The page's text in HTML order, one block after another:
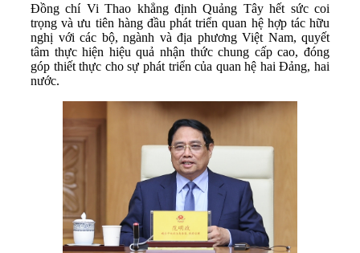
Đồng chí Vi Thao khẳng định Quảng Tây hết sức coi
trọng và ưu tiên hàng đầu phát triển quan hệ hợp tác hữu
nghị với các bộ, ngành và địa phương Việt Nam, quyết
tâm thực hiện hiệu quả nhận thức chung cấp cao, đóng
góp thiết thực cho sự phát triển của quan hệ hai Đảng, hai
nước.